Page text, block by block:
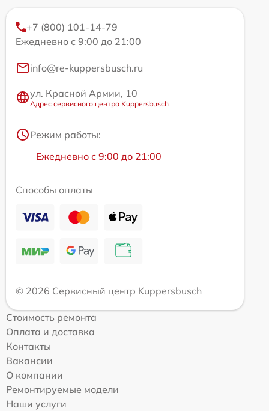
+7 (800) 101-14-79
Ежедневно с 9:00 до 21:00
info@re-kuppersbusch.ru
ул. Красной Армии, 10
Адрес сервисного центра Kuppersbusch
Режим работы:
Ежедневно с 9:00 до 21:00
Способы оплаты
© 2026 Сервисный центр Kuppersbusch
Стоимость ремонта
Оплата и доставка
Контакты
Вакансии
О компании
Ремонтируемые модели
Наши услуги